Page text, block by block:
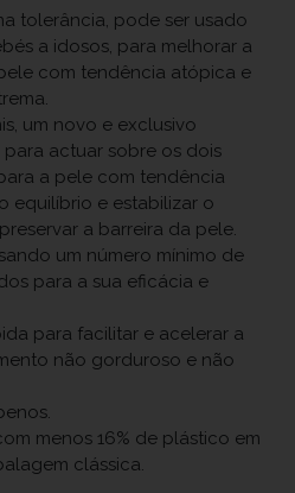
tolerância, pode ser usado
a idosos, para melhorar a
com tendência atópica e
um novo e exclusivo
actuar sobre os dois
a pele com tendência
equilíbrio e estabilizar o
a barreira da pele.
um número mínimo de
para a sua eficácia e
para facilitar e acelerar a
não gorduroso e não
menos 16% de plástico em
clássica.